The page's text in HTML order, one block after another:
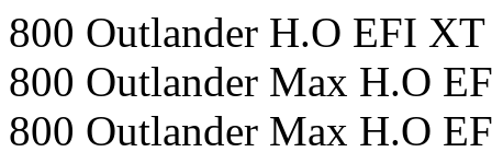
800 Outlander H.O EFI
800 Outlander Max H.O
800 Outlander Max H.O